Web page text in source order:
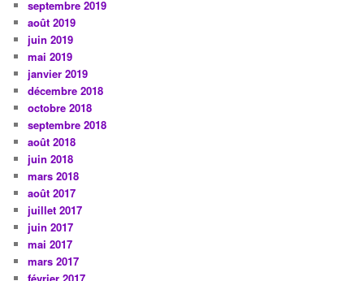
septembre 2019
août 2019
juin 2019
mai 2019
janvier 2019
décembre 2018
octobre 2018
septembre 2018
août 2018
juin 2018
mars 2018
août 2017
juillet 2017
juin 2017
mai 2017
mars 2017